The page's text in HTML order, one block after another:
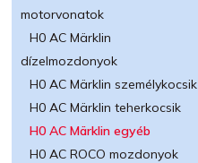
motorvonatok
H0 AC Märklin
dízelmozdonyok
H0 AC Märklin személykocsik
H0 AC Märklin teherkocsik
H0 AC Märklin egyéb
H0 AC ROCO mozdonyok